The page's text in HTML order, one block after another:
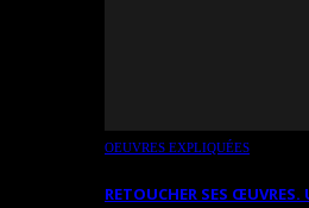
OEUVRES EXPLIQUÉES
RETOUCHER SES ŒUVRES.